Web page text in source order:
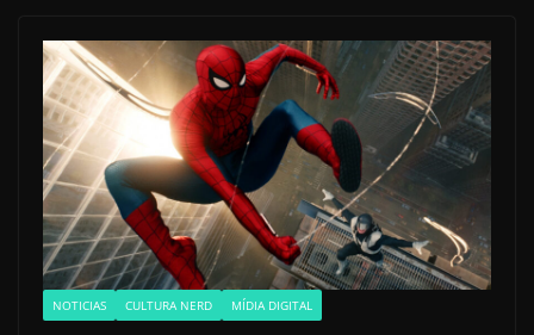
NOTICIAS CULTURA NERD MÍDIA DIGITAL